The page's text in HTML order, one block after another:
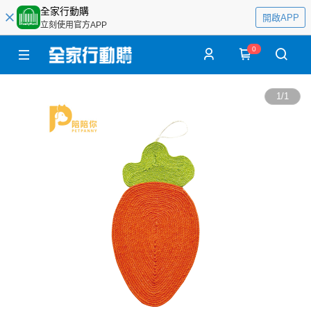
全家行動購
立刻使用官方APP
開啟APP
0
1/1